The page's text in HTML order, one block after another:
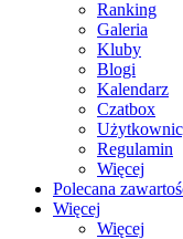
Ranking
Galeria
Kluby
Blogi
Kalendarz
Czatbox
Regulamin
Więcej
Polecana
Więcej
Więcej